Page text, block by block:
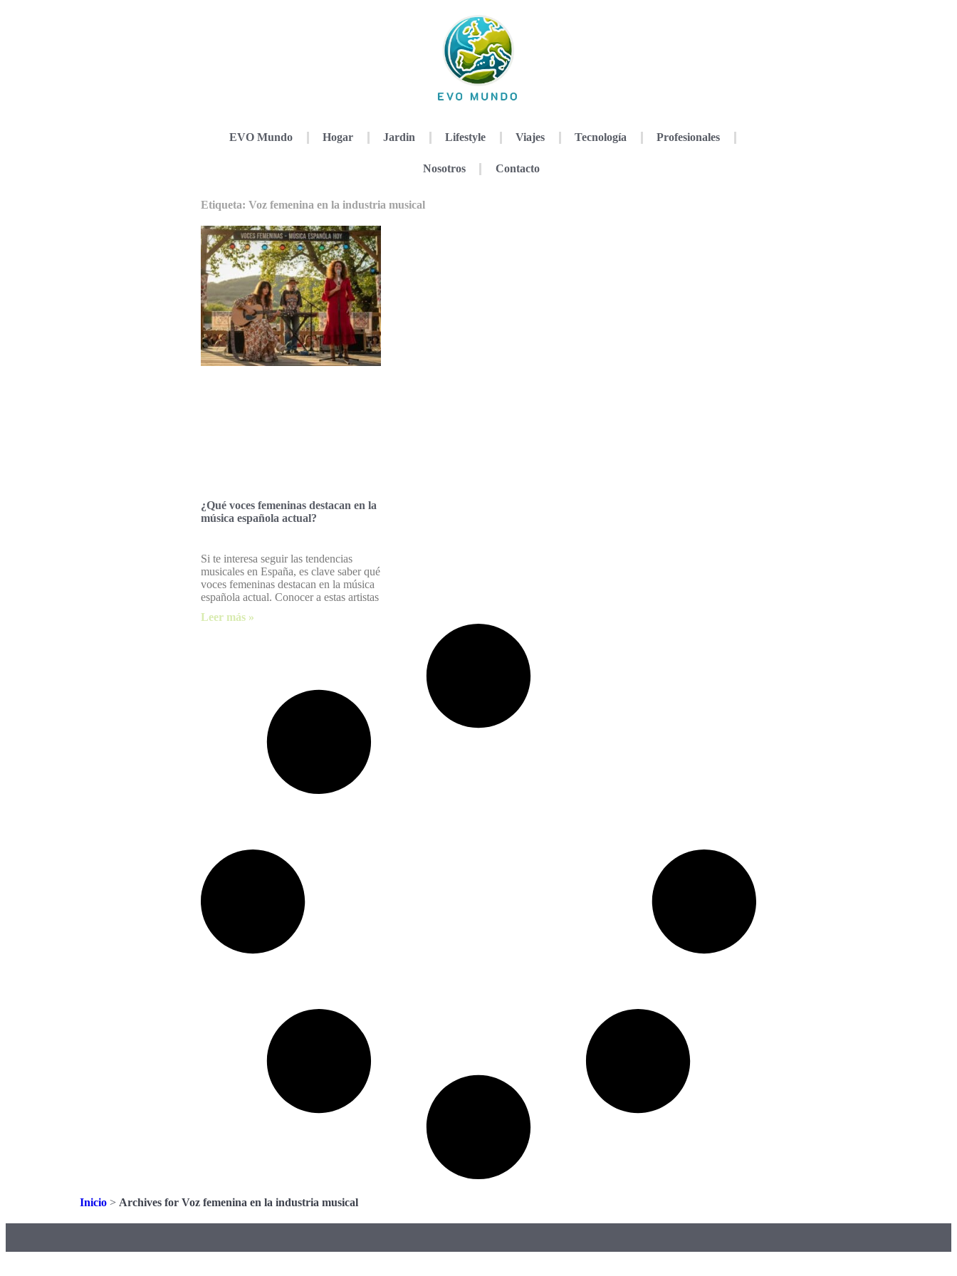
EVO Mundo Hogar Jardin Lifestyle Viajes Tecnología Profesionales
Nosotros Contacto
Etiqueta: Voz femenina en la industria musical
¿Qué voces femeninas destacan en la
música española actual?
Si te interesa seguir las tendencias
musicales en España, es clave saber qué
voces femeninas destacan en la música
española actual. Conocer a estas artistas
Leer más »
Inicio > Archives for Voz femenina en la industria musical